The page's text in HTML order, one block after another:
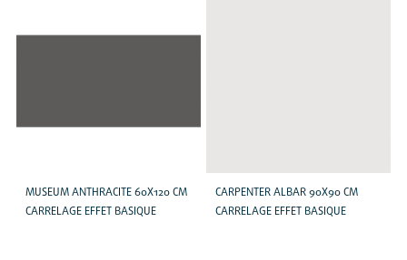
MUSEUM ANTHRACITE 60X120 CM
CARRELAGE EFFET BASIQUE
CARPENTER ALBAR 90X90 CM
CARRELAGE EFFET BASIQUE